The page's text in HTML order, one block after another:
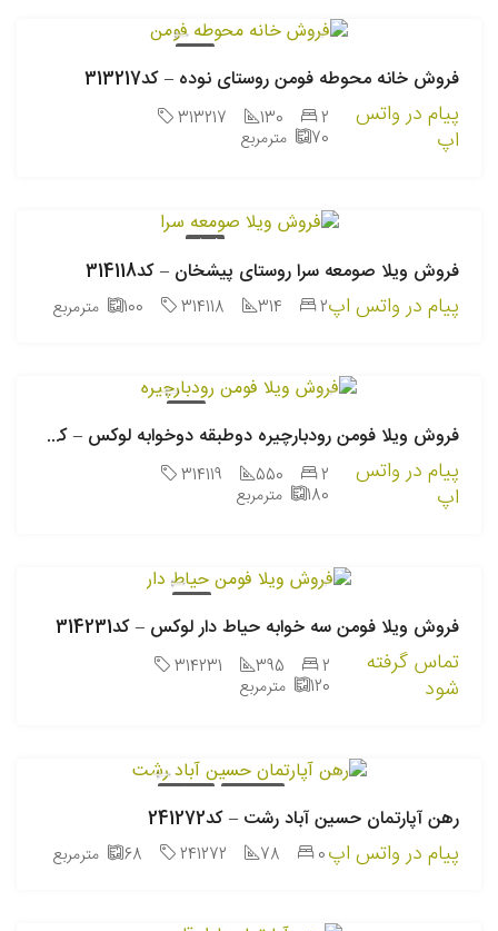
فروش
فروش خانه محوطه فومن روستای نوده – کد313217
پیام در واتس
اپ
2
130
313217
70 مترمربع
فروش
فروش ویلا صومعه سرا روستای پیشخان – کد314118
پیام در واتس اپ2
314
314118
100 مترمربع
فروش
فروش ویلا فومن رودبارچیره دوطبقه دوخوابه لوکس – کد314119
پیام در واتس
اپ
2
550
314119
180 مترمربع
فروش
فروش ویلا فومن سه خوابه حیاط دار لوکس – کد314231
تماس گرفته
شود
2
395
314231
120 مترمربع
اجاره سالانه رهن کامل
رهن آپارتمان حسین آباد رشت – کد241272
پیام در واتس اپ0
78
241272
68 مترمربع